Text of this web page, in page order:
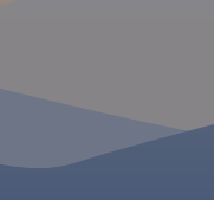
Park Krajobrazowy o pow. ok.
13 ha oraz Górznieńsko-
Lidzbarski Park Krajobrazowy o